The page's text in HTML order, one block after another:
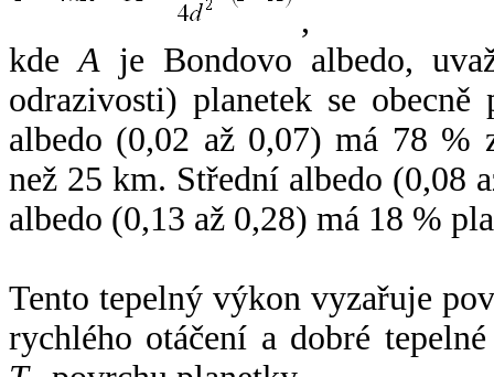
,
kdeA je Bondovo albedo,
odrazivosti) planetek se
albedo (0,02 až 0,07) má 78 %
než 25 km. Střední albedo (0,08
albedo (0,13 až 0,28) má 18 %
Tento tepelný výkon vyzařuje
rychlého otáčení a dobré